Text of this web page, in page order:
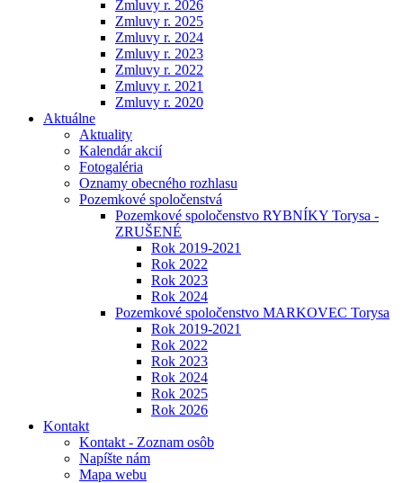
Zmluvy r. 2026
Zmluvy r. 2025
Zmluvy r. 2024
Zmluvy r. 2023
Zmluvy r. 2022
Zmluvy r. 2021
Zmluvy r. 2020
Aktuálne
Aktuality
Kalendár akcií
Fotogaléria
Oznamy obecného rozhlasu
Pozemkové spoločenstvá
Pozemkové spoločenstvo RYBNÍKY Torysa -
ZRUŠENÉ
Rok 2019-2021
Rok 2022
Rok 2023
Rok 2024
Pozemkové spoločenstvo MARKOVEC Torysa
Rok 2019-2021
Rok 2022
Rok 2023
Rok 2024
Rok 2025
Rok 2026
Kontakt
Kontakt - Zoznam osôb
Napíšte nám
Mapa webu